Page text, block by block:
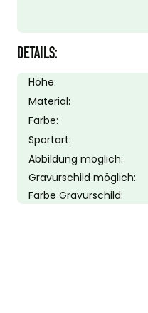
DETAILS:
Höhe:
Material:
Farbe:
Sportart:
Abbildung möglich:
Gravurschild möglich:
Farbe Gravurschild: